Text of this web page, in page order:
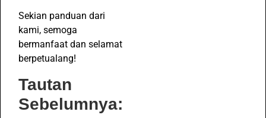
Sekian panduan dari
kami, semoga
bermanfaat dan selamat
berpetualang!
Tautan
Sebelumnya: